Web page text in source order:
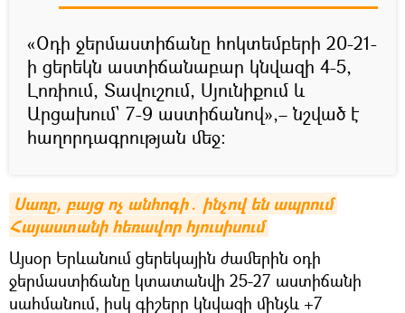
«Օդի ջերմաստիճանը հոկտեմբերի 20-21-
ի ցերեկն աստիճանաբար կնվազի 4-5,
Լոռիում, Տավուշում, Սյունիքում և
Արցախում` 7-9 աստիճանով»,– նշված է
հաղորդագրության մեջ։
Սառը, բայց ոչ անհոգի․ ինչով են ապրում
Հայաստանի հեռավոր հյուսիսում
Այսօր Երևանում ցերեկային ժամերին օդի
ջերմաստիճանը կտատանվի 25-27 աստիճանի
սահմանում, իսկ գիշերը կնվազի մինչև +7